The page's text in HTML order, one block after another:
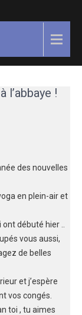
l’abbaye !
des nouvelles
en plein-air et
débuté hier ..
vous aussi,
de belles
et j’espère
vos congés.
toi , tu aimes